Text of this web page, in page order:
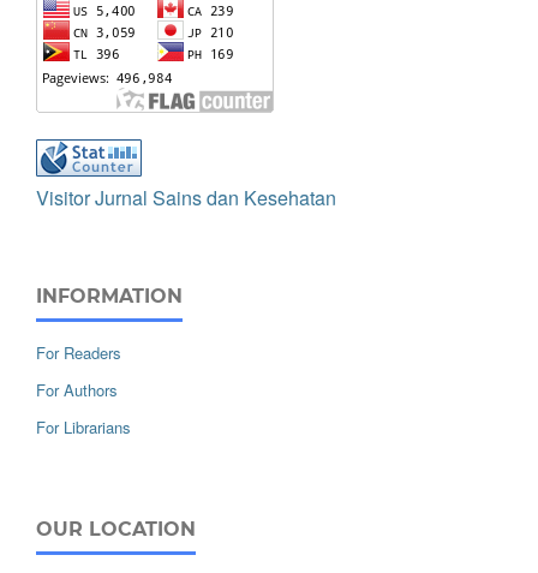
Visitor Jurnal Sains dan Kesehatan
INFORMATION
For Readers
For Authors
For Librarians
OUR LOCATION